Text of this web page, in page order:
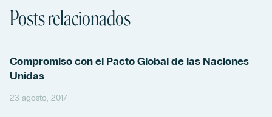
Posts relacionados
Compromiso con el Pacto Global de las Naciones
Unidas
23 agosto, 2017